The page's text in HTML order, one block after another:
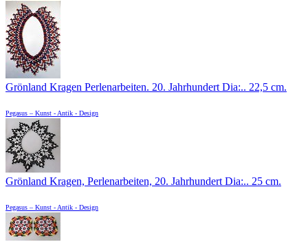
Grönland Kragen Perlenarbeiten. 20. Jahrhundert Dia:.. 22,5 cm.
Pegasus – Kunst - Antik - Design
Grönland Kragen, Perlenarbeiten, 20. Jahrhundert Dia:.. 25 cm.
Pegasus – Kunst - Antik - Design